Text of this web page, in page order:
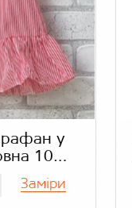
у
10%
Заміри